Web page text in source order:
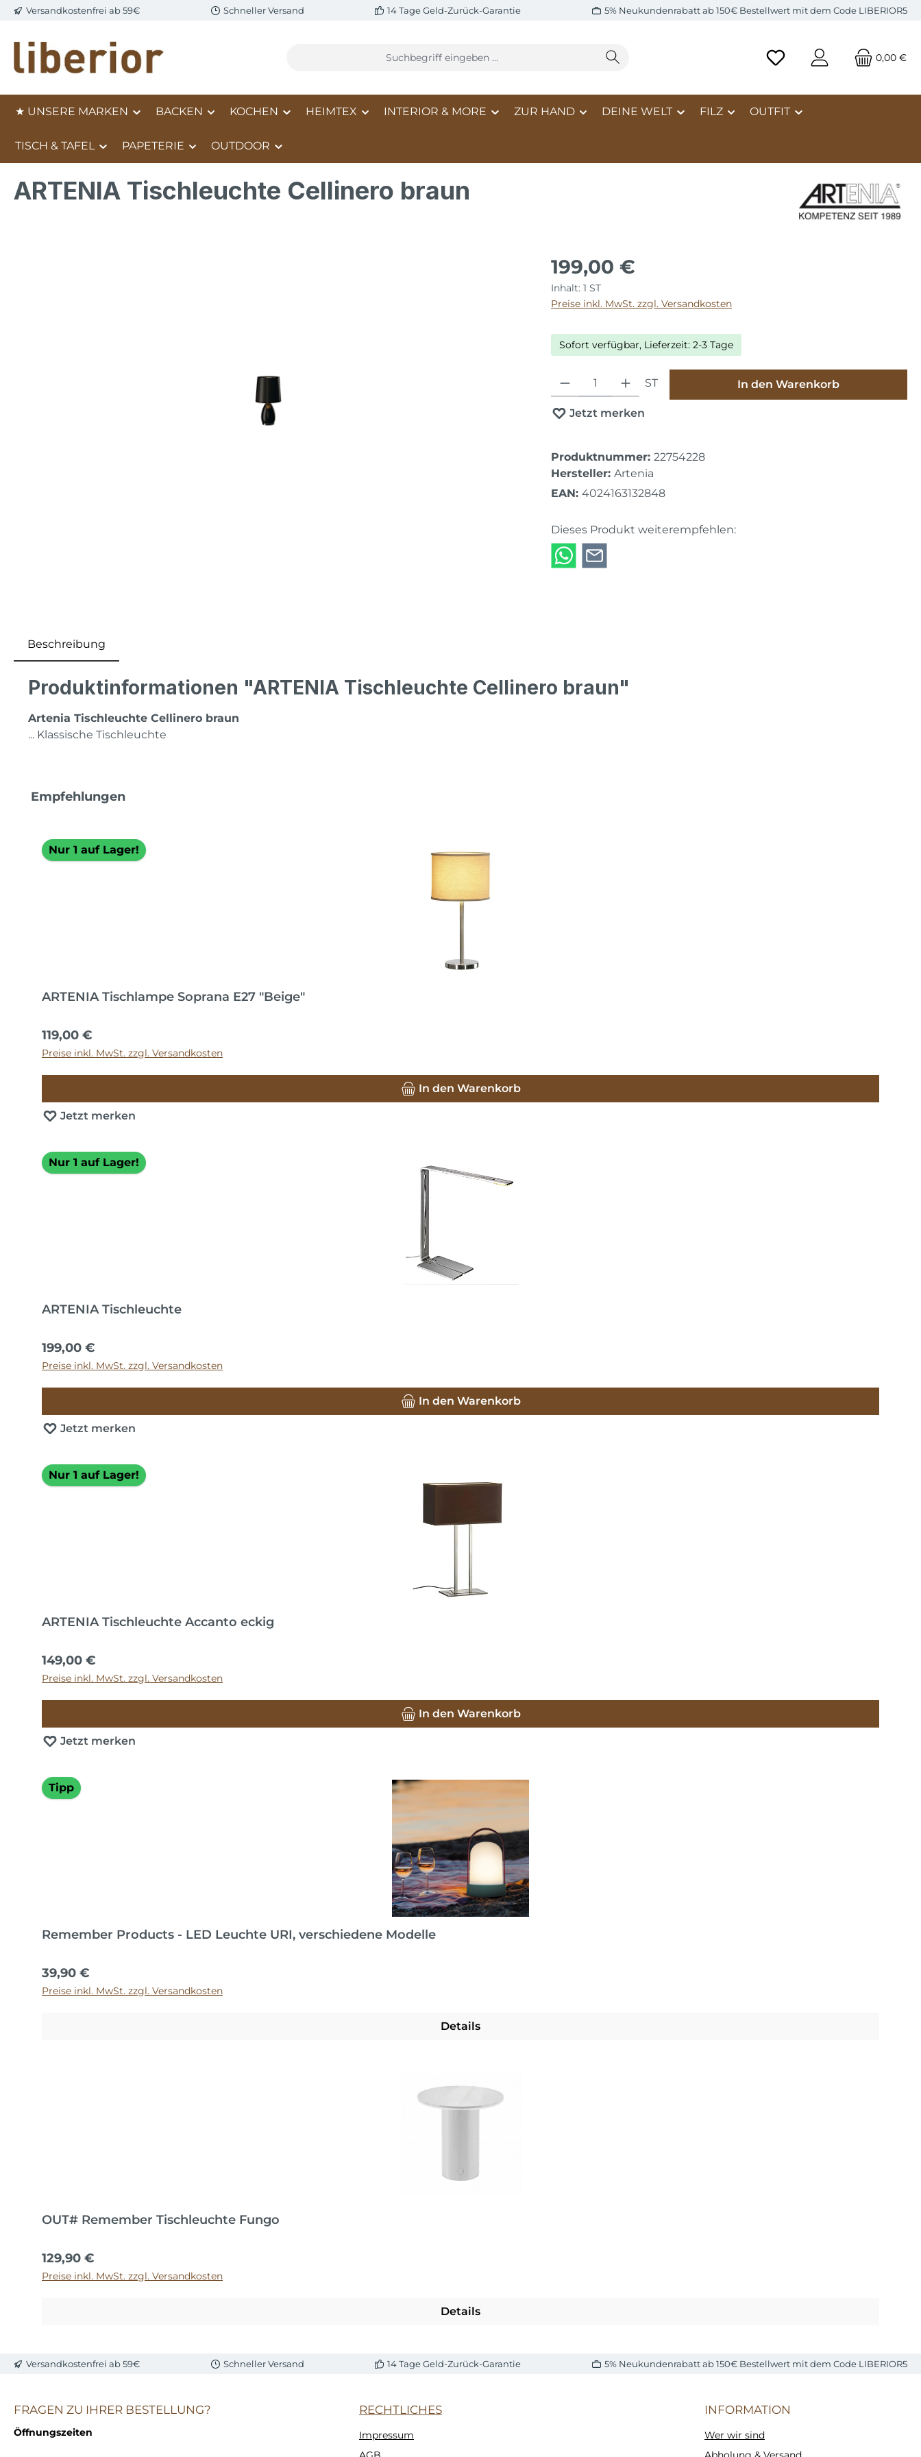
Hauptinhalt springen
Zur Suche springen
Zur Hauptnavigation springen
Versandkostenfrei ab 59€ Schneller Versand 14 Tage Geld-Zurück-Garantie 5% Neukundenrabatt ab 150€ Bestellwert mit dem Code LIBERIOR5
0,00 €
★ UNSERE MARKEN BACKEN KOCHEN HEIMTEX INTERIOR & MORE ZUR HAND DEINE WELT FILZ OUTFIT
TISCH & TAFEL PAPETERIE OUTDOOR
ARTENIA Tischleuchte Cellinero braun
199,00 €
Inhalt: 1 ST
Preise inkl. MwSt. zzgl. Versandkosten
Sofort verfügbar, Lieferzeit: 2-3 Tage
Produkt Anzahl: Gib den gewünschten Wert ein oder benutze die
ST In den Warenkorb
Jetzt merken
Produktnummer: 22754228
Hersteller: Artenia
EAN: 4024163132848
Dieses Produkt weiterempfehlen:
Beschreibung
Produktinformationen "ARTENIA Tischleuchte Cellinero braun"
Artenia Tischleuchte Cellinero braun
... Klassische Tischleuchte
Produktgalerie überspringen
Empfehlungen
Nur 1 auf Lager!
ARTENIA Tischlampe Soprana E27 "Beige"
Regulärer Preis:
119,00 €
Preise inkl. MwSt. zzgl. Versandkosten
In den Warenkorb
Jetzt merken
Nur 1 auf Lager!
ARTENIA Tischleuchte
Regulärer Preis:
199,00 €
Preise inkl. MwSt. zzgl. Versandkosten
In den Warenkorb
Jetzt merken
Nur 1 auf Lager!
ARTENIA Tischleuchte Accanto eckig
Regulärer Preis:
149,00 €
Preise inkl. MwSt. zzgl. Versandkosten
In den Warenkorb
Jetzt merken
Tipp
Remember Products - LED Leuchte URI, verschiedene Modelle
Regulärer Preis:
39,90 €
Preise inkl. MwSt. zzgl. Versandkosten
Details
OUT# Remember Tischleuchte Fungo
Regulärer Preis:
129,90 €
Preise inkl. MwSt. zzgl. Versandkosten
Details
Versandkostenfrei ab 59€ Schneller Versand 14 Tage Geld-Zurück-Garantie 5% Neukundenrabatt ab 150€ Bestellwert mit dem Code LIBERIOR5
FRAGEN ZU IHRER BESTELLUNG?
Öffnungszeiten
RECHTLICHES
Impressum
INFORMATION
Wer wir sind